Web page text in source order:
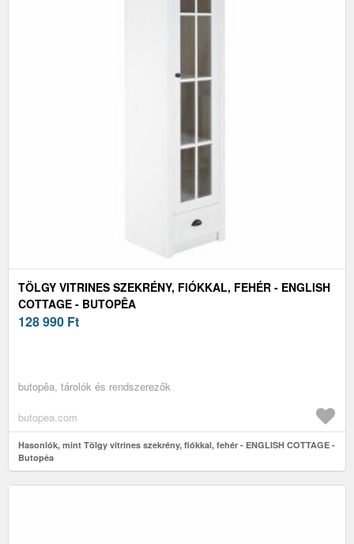
TÖLGY VITRINES SZEKRÉNY, FIÓKKAL, FEHÉR - ENGLISH
COTTAGE - BUTOPÊA
128 990 Ft
butopêa, tárolók és rendszerezők
butopea.com
Hasonlók, mint Tölgy vitrines szekrény, fiókkal, fehér - ENGLISH COTTAGE -
Butopêa